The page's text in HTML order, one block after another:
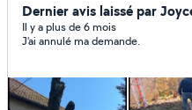
Dernier avis laissé par
Il y a plus de 6 mois
J'ai annulé ma demande.